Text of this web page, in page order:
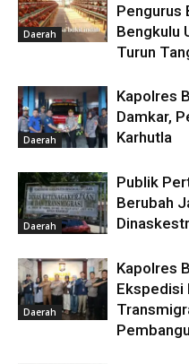
Daerah
Pengurus
Bengkulu
Turun
Daerah
Kapolres
Damkar,
Karhutla
Daerah
Publik
Berubah
Daerah
Kapolres
Ekspedisi